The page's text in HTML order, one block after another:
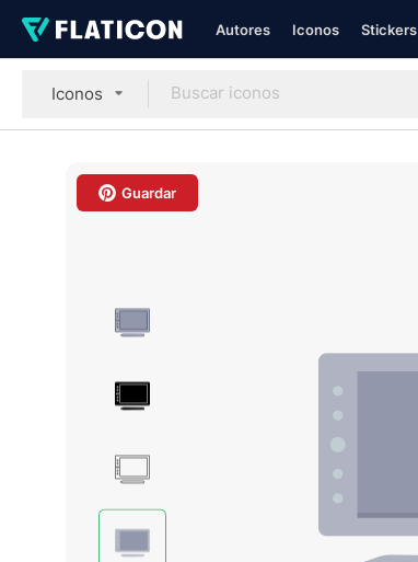
Autores Iconos Stickers
Iconos
Guardar